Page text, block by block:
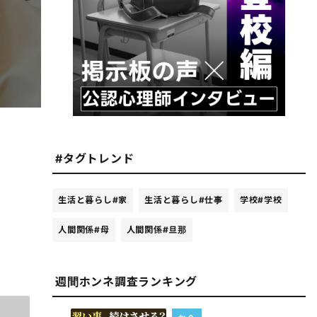
#タグトレンド
生活と暮らし#家 生活と暮らし#仕事 学校#学校
人間関係#母 人間関係#旦那
週間ホンネ調査ランキング